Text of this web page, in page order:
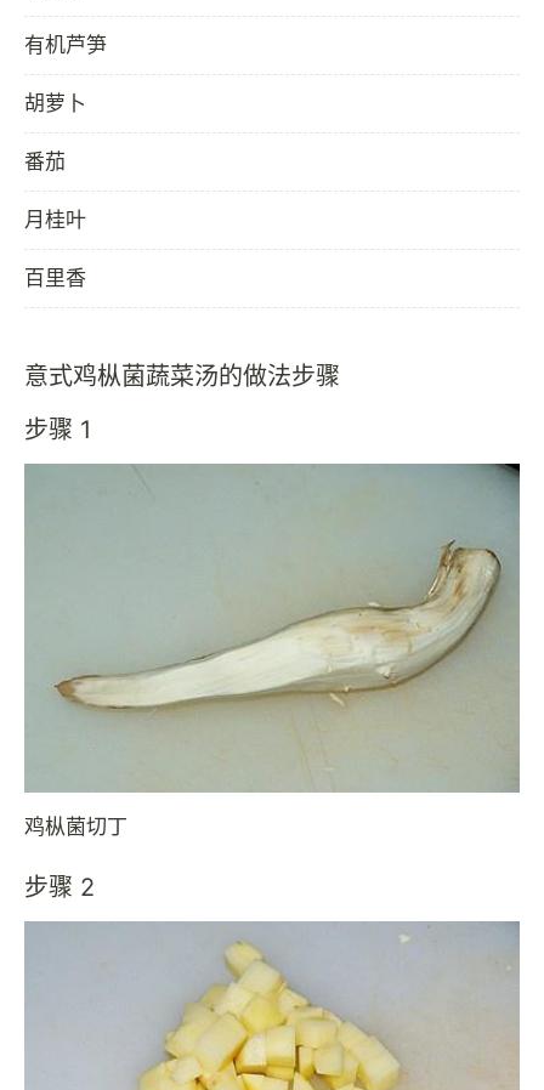
有机芦笋
胡萝卜
番茄
月桂叶
百里香
意式鸡枞菌蔬菜汤的做法步骤
步骤 1
鸡枞菌切丁
步骤 2